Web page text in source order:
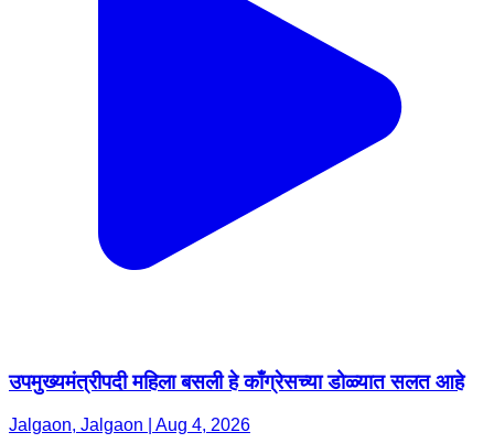
उपमुख्यमंत्रीपदी महिला बसली हे काँग्रेसच्या डोळ्यात सलत आहे
Jalgaon, Jalgaon | Aug 4, 2026